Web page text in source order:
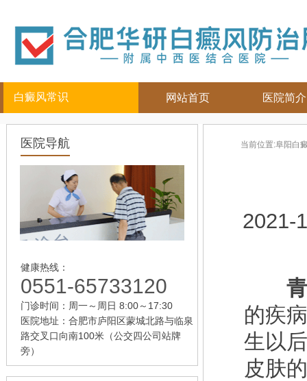
白癜风常识
儿童
女性
老年
头部
背部
网站首页 医院简介
医院导航
健康热线：
0551-65733120
门诊时间：周一～周日 8:00～17:30
医院地址：合肥市庐阳区蒙城北路与临泉
路交叉口向南100米（公交四公司站牌
旁）
当前位置:阜阳白
2021-
的疾
生以
皮肤